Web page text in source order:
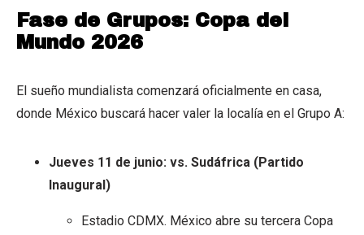
Fase de Grupos: Copa del
Mundo 2026
El sueño mundialista comenzará oficialmente en casa,
donde México buscará hacer valer la localía en el Grupo A:
Jueves 11 de junio: vs. Sudáfrica (Partido
Inaugural)
Estadio CDMX. México abre su tercera Copa